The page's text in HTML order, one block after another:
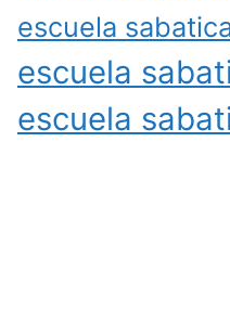
escuela
escuela
escuela